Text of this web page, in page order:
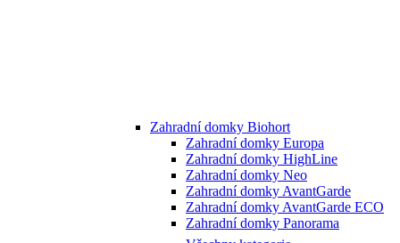
Zahradní domky Biohort
Zahradní domky Europa
Zahradní domky HighLine
Zahradní domky Neo
Zahradní domky AvantGarde
Zahradní domky AvantGarde ECO
Zahradní domky Panorama